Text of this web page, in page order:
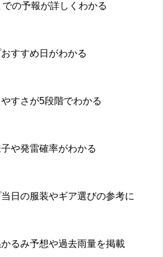
での予報が詳しくわかる
すすめ日がわかる
すさが5段階でわかる
や発雷確率がわかる
日の服装やギア選びの参考に
るみ予想や過去雨量を掲載